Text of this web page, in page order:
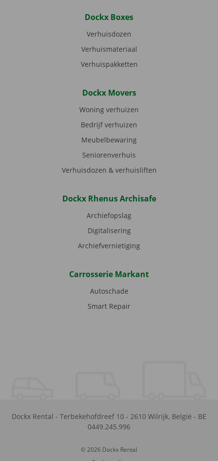
Dockx Boxes
Verhuisdozen
Verhuismateriaal
Verhuispakketten
Dockx Movers
Woning verhuizen
Bedrijf verhuizen
Meubelbewaring
Seniorenverhuis
Verhuisdozen & verhuisliften
Dockx Rhenus Archisafe
Archiefopslag
Digitalisering
Archiefvernietiging
Carrosserie Markant
Autoschade
Smart Repair
Dockx Rental - Terbekehofdreef 10 - 2610 Wilrijk, België - BE
0449.245.996
© 2026 Dockx Rental